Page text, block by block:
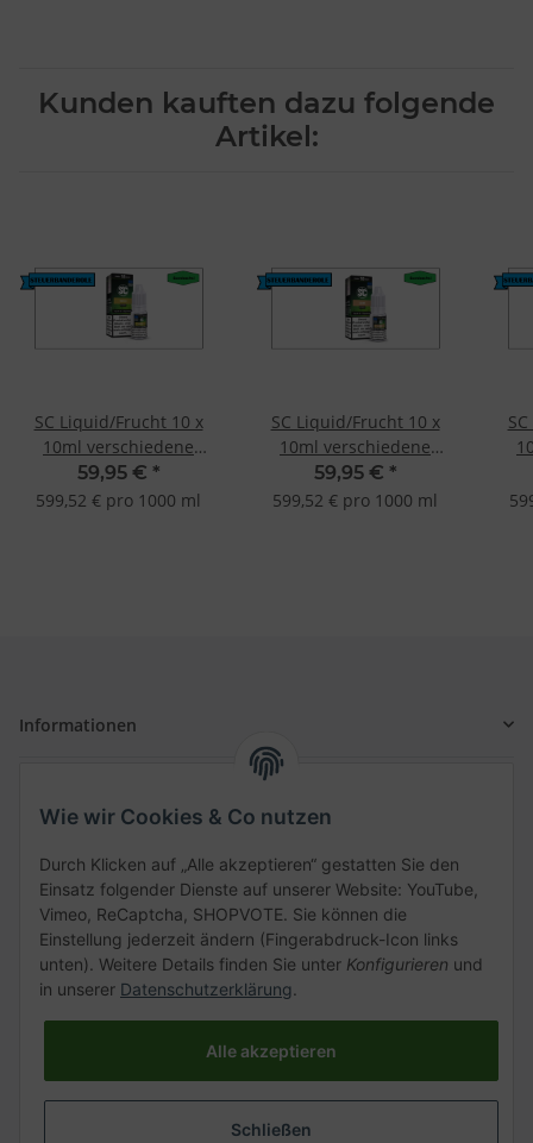
Kunden kauften dazu folgende
Artikel:
SC Liquid/Frucht 10 x
10ml verschiedene
Geschmacksrichtungen
Vanille-3mg
59,95 € *
599,52 € pro 1000 ml
SC Liquid/Frucht 10 x
10ml verschiedene
Geschmacksrichtungen
Cookie-3mg
59,95 € *
599,52 € pro 1000 ml
Informationen
Kategorien
Vertrag widerrufen
Wie wir Cookies & Co nutzen
Durch Klicken auf „Alle akzeptieren“ gestatten Sie den
Einsatz folgender Dienste auf unserer Website: YouTube,
Vimeo, ReCaptcha, SHOPVOTE. Sie können die
Einstellung jederzeit ändern (Fingerabdruck-Icon links
unten). Weitere Details finden Sie unter Konfigurieren und
in unserer Datenschutzerklärung.
Alle akzeptieren
Schließen